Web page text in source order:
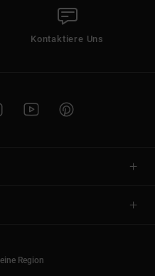
Kontaktiere Uns
Region